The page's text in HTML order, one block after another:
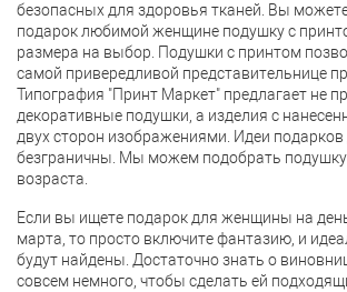
безопасных для здоровья тканей. Вы
подарок любимой женщине подушку с
размера на выбор. Подушки с принтом
самой привередливой представительнице
Типография "Принт Маркет" предлагает не
декоративные подушки, а изделия с
двух сторон изображениями. Идеи
безграничны. Мы можем подобрать
возраста.
Если вы ищете подарок для женщины на
марта, то просто включите фантазию, и
будут найдены. Достаточно знать о
совсем немного, чтобы сделать ей